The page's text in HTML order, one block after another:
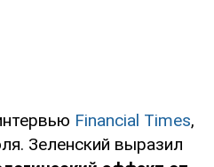
Financial Times,
Зеленский выразил